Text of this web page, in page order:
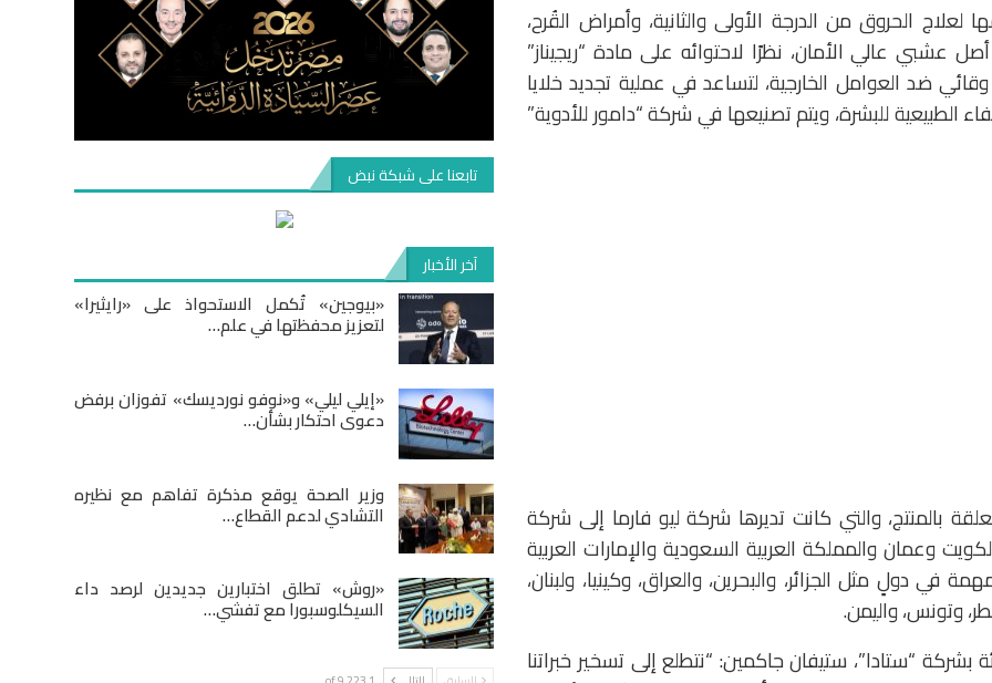
الحروق من الدرجة الأولى والثانية، وأمراض القُرح،
عالي الأمان، نظرًا لاحتوائه على مادة “ريجيناز”
ضد العوامل الخارجية، لتساعد في عملية تجديد خلايا
الطبيعية للبشرة، ويتم تصنيعها في شركة “دامور للأدوية”
بالمنتج، والتي كانت تديرها شركة ليو فارما إلى شركة
وعمان والمملكة العربية السعودية والإمارات العربية
في دولٍ مثل الجزائر، والبحرين، والعراق، وكينيا، ولبنان،
وتونس، واليمن.
“ستادا”، ستيفان جاكمين: “نتطلع إلى تسخير خبراتنا
تابعنا على شبكة نبض
آخر الأخبار
«بيوجين» تُكمل الاستحواذ على «رايثيرا»
لتعزيز محفظتها في علم…
«إيلي ليلي» و«نوفو نورديسك» تفوزان برفض
دعوى احتكار بشأن…
وزير الصحة يوقع مذكرة تفاهم مع نظيره
التشادي لدعم القطاع…
«روش» تطلق اختبارين جديدين لرصد داء
السيكلوسبورا مع تفشي…